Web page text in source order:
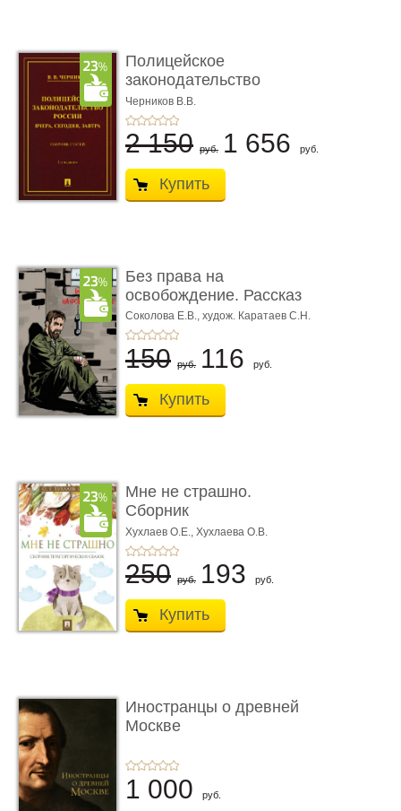
Полицейское
законодательство
России: вчера, с� ...
Черников В.В.
2 150 руб. 1 656 руб.
Купить
Без права на
освобождение. Рассказ
Соколова Е.В., худож. Каратаев С.Н.
150 руб. 116 руб.
Купить
Мне не страшно.
Сборник
терапевтических
сказо� ...
Хухлаев О.Е., Хухлаева О.В.
250 руб. 193 руб.
Купить
Иностранцы о древней
Москве
1 000 руб.